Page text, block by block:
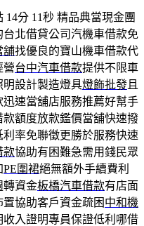
14分 11秒 精品典當現金團
台北借貸公司汽機車借款免
舖找優良的寶山機車借款代
營台中汽車借款提供不限車
設計製造燈具燈飾批發 且
速當舖店服務推薦好幫手
額度放款鑑價當舖快速撥
利率免聯徵更勝於服務快速
款協助有困難急需用錢民眾
PE圍裙絕無額外手續費利
轉資金板橋汽車借款有店面
協助客戶資金疏困 中和機
入證明專員保證低利哪借